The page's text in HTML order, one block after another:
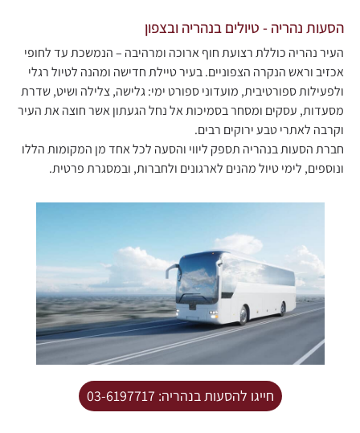
הסעות נהריה - טיולים בנהריה ובצפון
העיר נהריה כוללת רצועת חוף ארוכה ומרהיבה – הנמשכת עד לחופי
אכזיב וראש הנקרה הצפוניים. בעיר טיילת חדישה ומהנה לטיול רגלי
ולפעילות ספורטיבית, מועדוני ספורט ימי: גלישה, צלילה ושיט, שדרת
מסעדות, עסקים ומסחר בסמיכות אל נחל הגעתון אשר חוצה את העיר
וקרבה לאתרי טבע ירוקים רבים.
חברת הסעות בנהריה תספק ליווי והסעה לכל אחד מן המקומות הללו
ונוספים, לימי טיול מהנים לארגונים ולחברות, ובמסגרת פרטית.
חייגו להסעות בנהריה: 03-6197717